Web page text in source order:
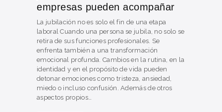
empresas pueden acompañar
La jubilación no es solo el fin de una etapa
laboral Cuando una persona se jubila, no solo se
retira de sus funciones profesionales. Se
enfrenta también a una transformación
emocional profunda. Cambios en la rutina, en la
identidad y en el propósito de vida pueden
detonar emociones como tristeza, ansiedad,
miedo o incluso confusión. Además de otros
aspectos propios…